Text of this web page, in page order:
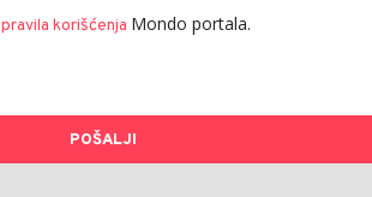
pravila korišćenja Mondo portala.
POŠALJI